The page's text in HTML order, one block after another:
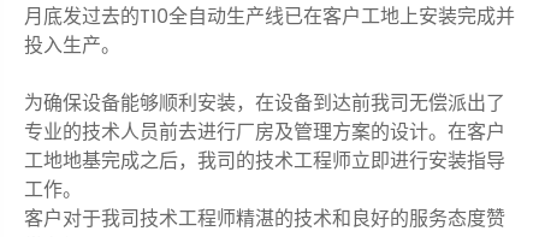
月底发过去的T10全自动生产线已在客户工地上安装完成并
投入生产。
为确保设备能够顺利安装，在设备到达前我司无偿派出了
专业的技术人员前去进行厂房及管理方案的设计。在客户
工地地基完成之后，我司的技术工程师立即进行安装指导
工作。
客户对于我司技术工程师精湛的技术和良好的服务态度赞